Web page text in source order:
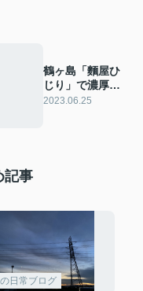
鶴ヶ島「麵屋ひ
じり」で濃厚味
噌ラーメン
2023.06.25
記事
日常ブログ